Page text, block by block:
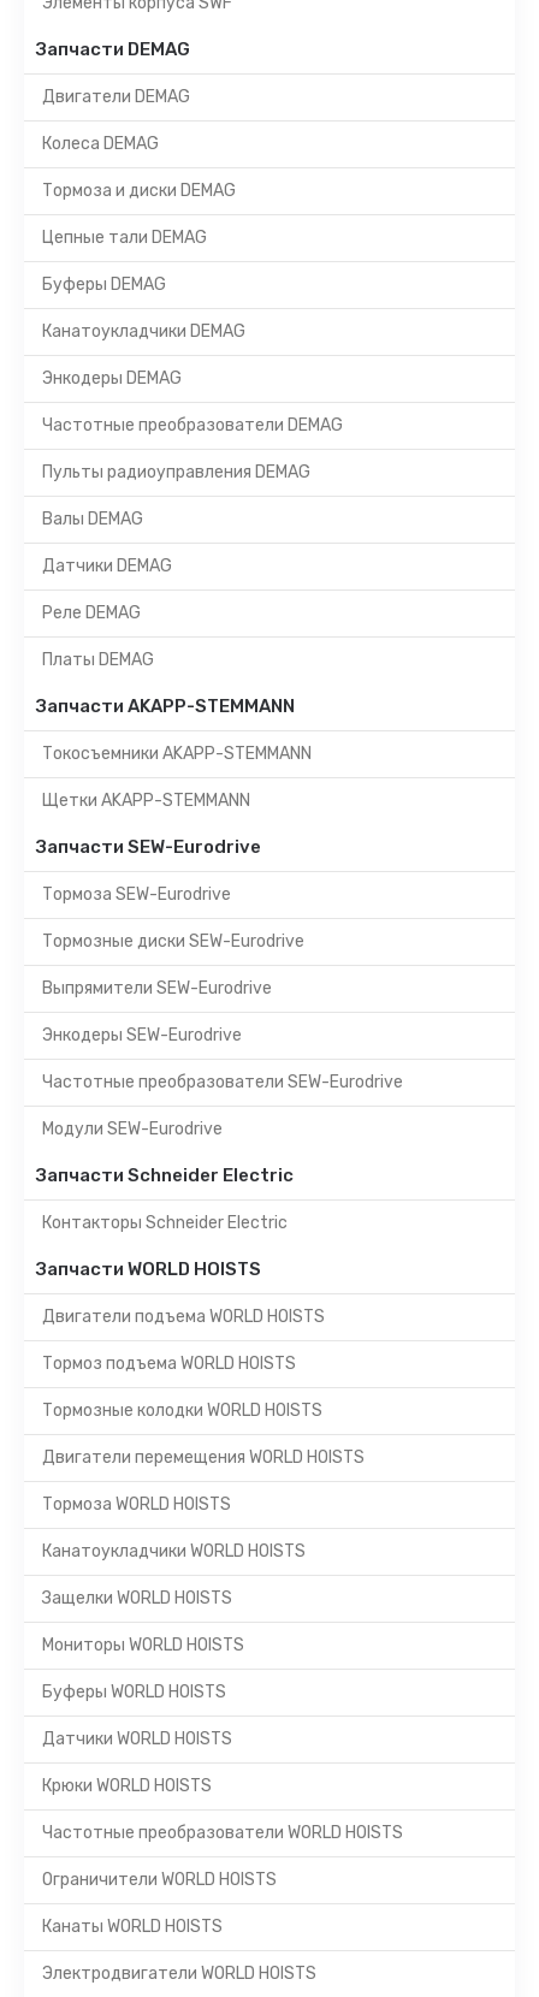
Запчасти DEMAG
Двигатели DEMAG
Колеса DEMAG
Тормоза и диски DEMAG
Цепные тали DEMAG
Буферы DEMAG
Канатоукладчики DEMAG
Энкодеры DEMAG
Частотные преобразователи DEMAG
Пульты радиоуправления DEMAG
Валы DEMAG
Датчики DEMAG
Реле DEMAG
Платы DEMAG
Запчасти AKAPP-STEMMANN
Токосъемники AKAPP-STEMMANN
Щетки AKAPP-STEMMANN
Запчасти SEW-Eurodrive
Тормоза SEW-Eurodrive
Тормозные диски SEW-Eurodrive
Выпрямители SEW-Eurodrive
Энкодеры SEW-Eurodrive
Частотные преобразователи SEW-Eurodrive
Модули SEW-Eurodrive
Запчасти Schneider Electric
Контакторы Schneider Electric
Запчасти WORLD HOISTS
Двигатели подъема WORLD HOISTS
Тормоз подъема WORLD HOISTS
Тормозные колодки WORLD HOISTS
Двигатели перемещения WORLD HOISTS
Тормоза WORLD HOISTS
Канатоукладчики WORLD HOISTS
Защелки WORLD HOISTS
Мониторы WORLD HOISTS
Буферы WORLD HOISTS
Датчики WORLD HOISTS
Крюки WORLD HOISTS
Частотные преобразователи WORLD HOISTS
Ограничители WORLD HOISTS
Канаты WORLD HOISTS
Электродвигатели WORLD HOISTS